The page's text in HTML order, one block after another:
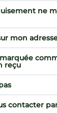
ne
mon
reçu
contacter